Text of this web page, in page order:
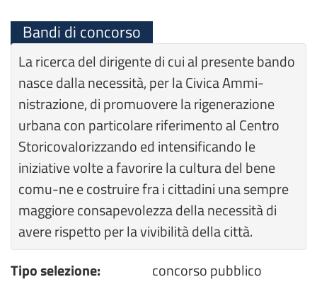
Bandi di concorso
La ricerca del dirigente di cui al presente bando
nasce dalla necessità, per la Civica Ammi-
nistrazione, di promuovere la rigenerazione
urbana con particolare riferimento al Centro
Storicovalorizzando ed intensificando le
iniziative volte a favorire la cultura del bene
comu-ne e costruire fra i cittadini una sempre
maggiore consapevolezza della necessità di
avere rispetto per la vivibilità della città.
Tipo selezione:
concorso pubblico